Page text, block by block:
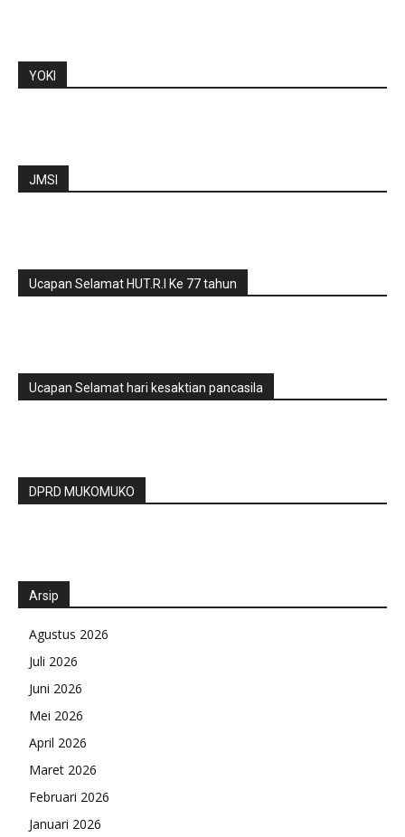
YOKI
JMSI
Ucapan Selamat HUT.R.I Ke 77 tahun
Ucapan Selamat hari kesaktian pancasila
DPRD MUKOMUKO
Arsip
Agustus 2026
Juli 2026
Juni 2026
Mei 2026
April 2026
Maret 2026
Februari 2026
Januari 2026